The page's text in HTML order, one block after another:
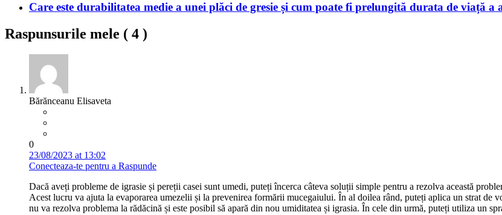
Care este durabilitatea medie a unei plăci de gresie și cum poate fi prelungită durata de viață a
Raspunsurile mele ( 4 )
Bărănceanu Elisaveta
0
23/08/2023 at 13:02
Conecteaza-te pentru a Raspunde
Dacă aveți probleme de igrasie și pereții casei sunt umedi, puteți încerca câteva soluții simple pentru a rezolva această
Acest lucru va ajuta la evaporarea umezelii și la prevenirea formării mucegaiului. În al doilea rând, puteți aplica un strat de
nu va rezolva problema la rădăcină și este posibil să apară din nou umiditatea și igrasia. În cele din urmă, puteți utiliza un